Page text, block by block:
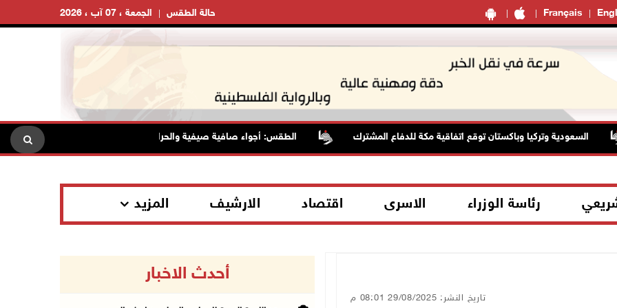
Français الجمعة ، 07 آب ، 2026 حالة الطقس
السعودية وتركيا وباكستان توقع اتفاقية مكة للدفاع المشترك الطقس: أجواء صافية صيفية والحرارة حول معدلها العام محافظة
رئاسة الوزراء الاسرى اقتصاد الارشيف المزيد
تاريخ النشر: 29/08/2025 08:01 م
أحدث الاخبار